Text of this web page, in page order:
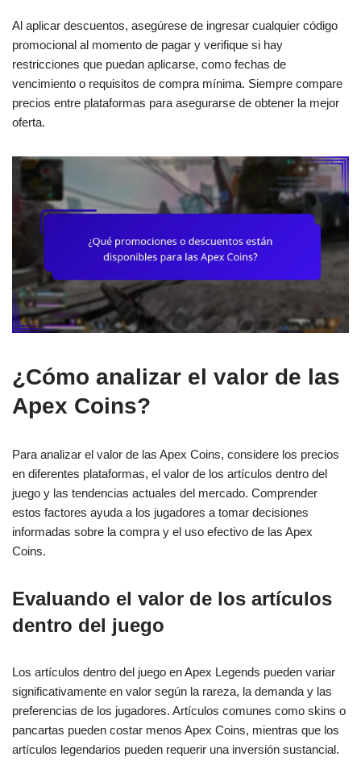
Al aplicar descuentos, asegúrese de ingresar cualquier código
promocional al momento de pagar y verifique si hay
restricciones que puedan aplicarse, como fechas de
vencimiento o requisitos de compra mínima. Siempre compare
precios entre plataformas para asegurarse de obtener la mejor
oferta.
¿Cómo analizar el valor de las
Apex Coins?
Para analizar el valor de las Apex Coins, considere los precios
en diferentes plataformas, el valor de los artículos dentro del
juego y las tendencias actuales del mercado. Comprender
estos factores ayuda a los jugadores a tomar decisiones
informadas sobre la compra y el uso efectivo de las Apex
Coins.
Evaluando el valor de los artículos
dentro del juego
Los artículos dentro del juego en Apex Legends pueden variar
significativamente en valor según la rareza, la demanda y las
preferencias de los jugadores. Artículos comunes como skins o
pancartas pueden costar menos Apex Coins, mientras que los
artículos legendarios pueden requerir una inversión sustancial.